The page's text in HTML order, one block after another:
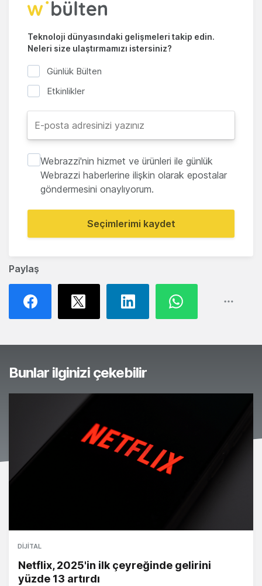
Paylaş
Teknoloji dünyasındaki gelişmeleri takip edin.
Neleri size ulaştırmamızı istersiniz?
Günlük Bülten
Etkinlikler
Webrazzi'nin hizmet ve ürünleri ile günlük
Webrazzi haberlerine ilişkin olarak epostalar
göndermesini onaylıyorum.
Seçimlerimi kaydet
Bunlar ilginizi çekebilir
DIJITAL
Netflix, 2025'in ilk çeyreğinde gelirini
yüzde 13 artırdı